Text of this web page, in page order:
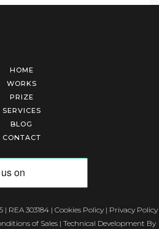
HOME
WORKS
PRIZE
SERVICES
BLOG
CONTACT
| REA 303184 | Cookies Policy | Privacy Policy
of Sales| Technical Development By